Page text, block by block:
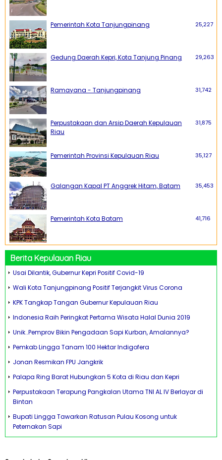
Pemerintah Kota Tanjungpinang 25,227
Gedung Daerah Kepri, Kota Tanjung Pinang 29,263
Ramayana - Tanjungpinang 31,742
Perpustakaan dan Arsip Daerah Kepulauan
Riau
31,875
Pemerintah Provinsi Kepulauan Riau 35,127
Galangan Kapal PT Anggrek Hitam, Batam 35,453
Pemerintah Kota Batam 41,716
Berita Kepulauan Riau
Usai Dilantik, Gubernur Kepri Positif Covid-19
Wali Kota Tanjungpinang Positif Terjangkit Virus Corona
KPK Tangkap Tangan Gubernur Kepulauan Riau
Indonesia Raih Peringkat Pertama Wisata Halal Dunia 2019
Unik..Pemprov Bikin Pengadaan Sapi Kurban, Amalannya?
Pemkab Lingga Tanam 100 Hektar Indigofera
Jonan Resmikan FPU Jangkrik
Palapa Ring Barat Hubungkan 5 Kota di Riau dan Kepri
Perpustakaan Terapung Pangkalan Utama TNI AL IV Berlayar di
Bintan
Bupati Lingga Tawarkan Ratusan Pulau Kosong untuk
Peternakan Sapi